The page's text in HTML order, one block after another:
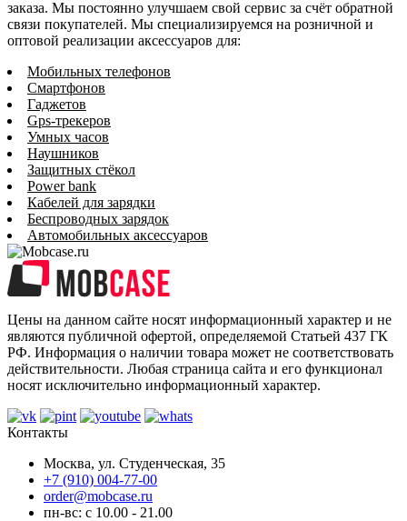
заказа. Мы постоянно улучшаем свой сервис за счёт обратной
связи покупателей. Мы специализируемся на розничной и
оптовой реализации аксессуаров для:
Мобильных телефонов
Смартфонов
Гаджетов
Gps-трекеров
Умных часов
Наушников
Защитных стёкол
Power bank
Кабелей для зарядки
Беспроводных зарядок
Автомобильных аксессуаров
Цены на данном сайте носят информационный характер и не
являются публичной офертой, определяемой Статьей 437 ГК
РФ. Информация о наличии товара может не соответствовать
действительности. Любая страница сайта и его функционал
носят исключительно информационный характер.
Контакты
Москва, ул. Студенческая, 35
+7 (910) 004-77-00
order@mobcase.ru
пн-вс: с 10.00 - 21.00